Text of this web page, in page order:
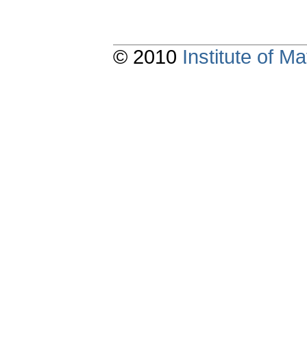
© 2010 Institute of